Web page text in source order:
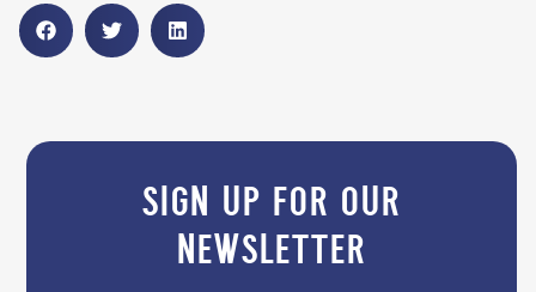
sign up for our
newsletter